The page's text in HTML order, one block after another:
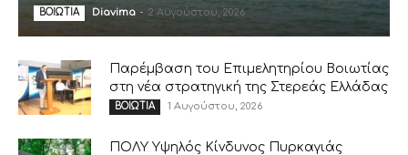
ΒΟΙΩΤΙΑ Diavima - 2 Αυγούστου, 2026
Παρέμβαση του Επιμελητηρίου Βοιωτίας
στη νέα στρατηγική της Στερεάς Ελλάδας
ΒΟΙΩΤΙΑ 1 Αυγούστου, 2026
ΠΟΛΥ Υψηλός Κίνδυνος Πυρκαγιάς